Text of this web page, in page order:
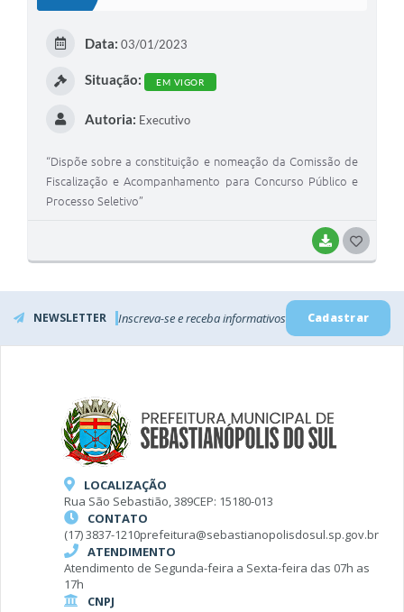
BAIXAR
Data: 03/01/2023
Situação: EM VIGOR
Autoria: Executivo
“Dispõe sobre a constituição e nomeação da Comissão de
Fiscalização e Acompanhamento para Concurso Público e
Processo Seletivo”
NEWSLETTER Inscreva-se e receba informativos Cadastrar
LOCALIZAÇÃO
Rua São Sebastião, 389CEP: 15180-013
CONTATO
(17) 3837-1210prefeitura@sebastianopolisdosul.sp.gov.br
ATENDIMENTO
Atendimento de Segunda-feira a Sexta-feira das 07h as
17h
CNPJ